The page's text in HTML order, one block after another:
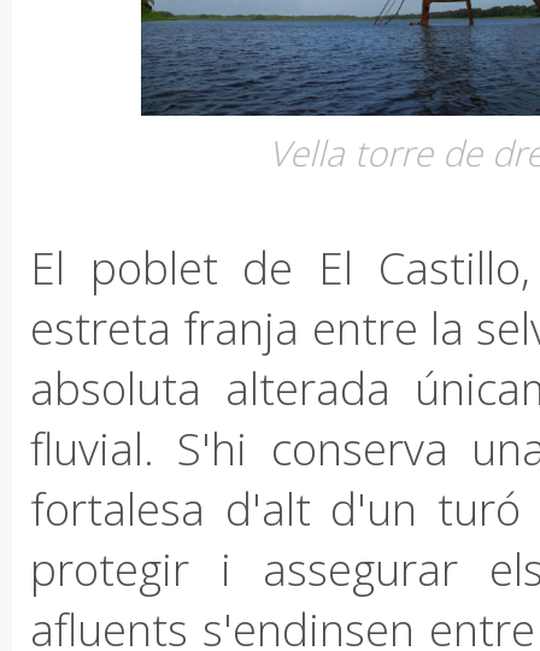
Vella torre de
El poblet de El
estreta franja entre la
absoluta alterada
fluvial. S'hi conserva
fortalesa d'alt d'un
protegir i assegurar
afluents s'endinsen